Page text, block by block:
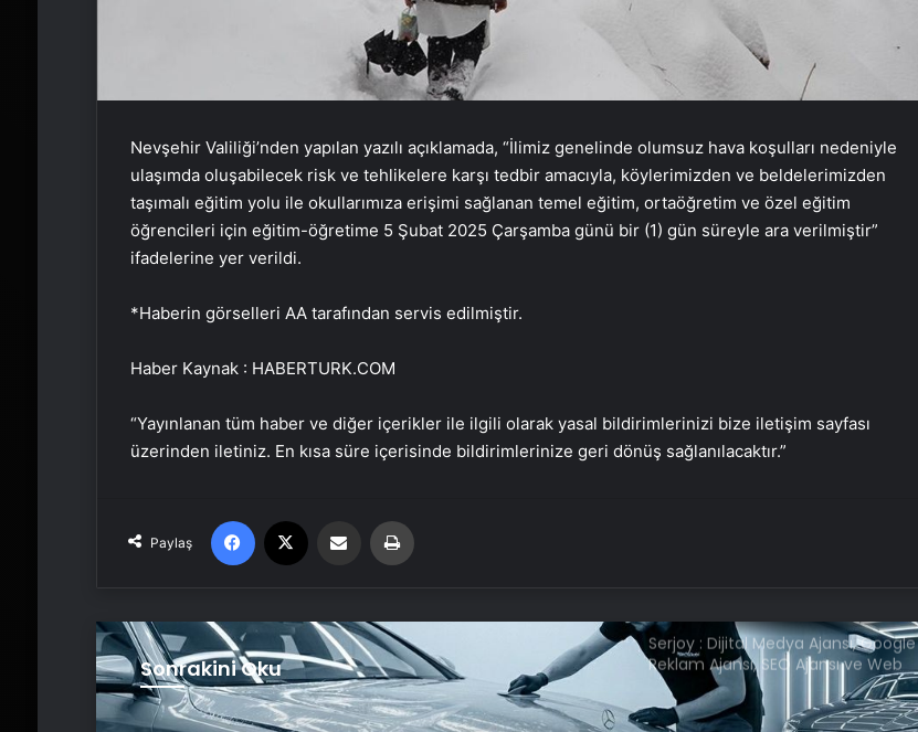
Nevşehir Valiliği’nden yapılan yazılı açıklamada, “İlimiz genelinde olumsuz hava koşulları nedeniyle
ulaşımda oluşabilecek risk ve tehlikelere karşı tedbir amacıyla, köylerimizden ve beldelerimizden
taşımalı eğitim yolu ile okullarımıza erişimi sağlanan temel eğitim, ortaöğretim ve özel eğitim
öğrencileri için eğitim-öğretime 5 Şubat 2025 Çarşamba günü bir (1) gün süreyle ara verilmiştir”
ifadelerine yer verildi.
*Haberin görselleri AA tarafından servis edilmiştir.
Haber Kaynak : HABERTURK.COM
“Yayınlanan tüm haber ve diğer içerikler ile ilgili olarak yasal bildirimlerinizi bize iletişim sayfası
üzerinden iletiniz. En kısa süre içerisinde bildirimlerinize geri dönüş sağlanılacaktır.”
Paylaş
Facebook Email'den paylaş
Sonrakini Oku
Ukrayna’dan son dakika açıklaması:
Putin yoksa kesinlikle müzakereler
de olmaz
Türkiye’den Libya’ya seyahat uyarısı
Serjoy : Dijital Medya Ajansı, Google
Reklam Ajansı, SEO Ajansı ve Web
Tasarım Ajansı